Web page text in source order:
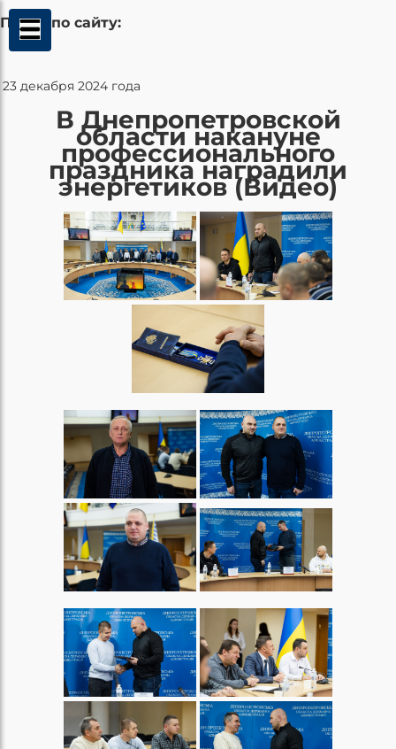
Поиск по сайту:
23 декабря 2024 года
В Днепропетровской
области накануне
профессионального
праздника наградили
энергетиков (Видео)